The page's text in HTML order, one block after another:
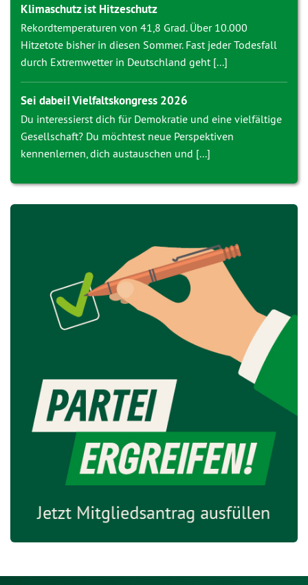
Klimaschutz ist Hitzeschutz
Rekordtemperaturen von 41,8 Grad. Über 10.000
Hitzetote bisher in diesen Sommer. Fast jeder Todesfall
durch Extremwetter in Deutschland geht [...]
Sei dabei! Vielfaltskongress 2026
Du interessierst dich für Demokratie und eine vielfältige
Gesellschaft? Du möchtest neue Perspektiven
kennenlernen, dich austauschen und [...]